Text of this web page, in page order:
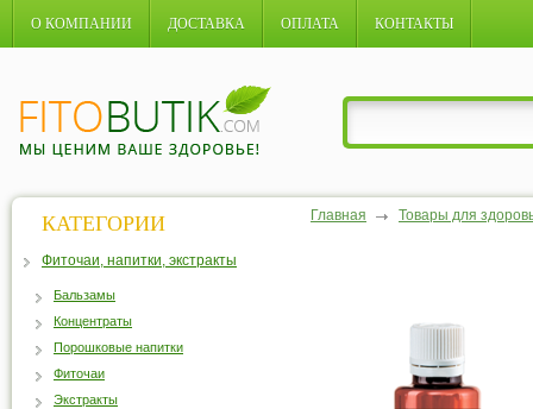
О КОМПАНИИ ДОСТАВКА ОПЛАТА КОНТАКТЫ
Главная Товары для
КАТЕГОРИИ
Фиточаи, напитки, экстракты
Бальзамы
Концентраты
Порошковые напитки
Фиточаи
Экстракты